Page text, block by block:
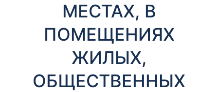
МЕСТАХ, В
ПОМЕЩЕНИЯХ
ЖИЛЫХ,
ОБЩЕСТВЕННЫХ